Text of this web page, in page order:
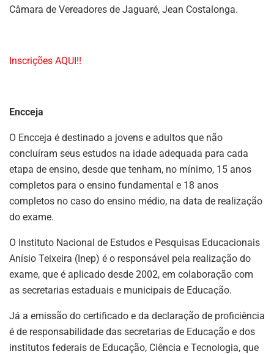
Câmara de Vereadores de Jaguaré, Jean Costalonga.
Inscrições AQUI!!
Encceja
O Encceja é destinado a jovens e adultos que não
concluíram seus estudos na idade adequada para cada
etapa de ensino, desde que tenham, no mínimo, 15 anos
completos para o ensino fundamental e 18 anos
completos no caso do ensino médio, na data de realização
do exame.
O Instituto Nacional de Estudos e Pesquisas Educacionais
Anísio Teixeira (Inep) é o responsável pela realização do
exame, que é aplicado desde 2002, em colaboração com
as secretarias estaduais e municipais de Educação.
Já a emissão do certificado e da declaração de proficiência
é de responsabilidade das secretarias de Educação e dos
institutos federais de Educação, Ciência e Tecnologia, que